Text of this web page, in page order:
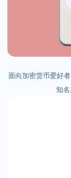
面向加密货币爱好
知